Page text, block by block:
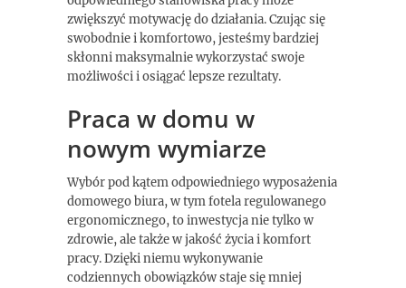
zwiększyć motywację do działania. Czując się
swobodnie i komfortowo, jesteśmy bardziej
skłonni maksymalnie wykorzystać swoje
możliwości i osiągać lepsze rezultaty.
Praca w domu w
nowym wymiarze
Wybór pod kątem odpowiedniego wyposażenia
domowego biura, w tym fotela regulowanego
ergonomicznego, to inwestycja nie tylko w
zdrowie, ale także w jakość życia i komfort
pracy. Dzięki niemu wykonywanie
codziennych obowiązków staje się mniej